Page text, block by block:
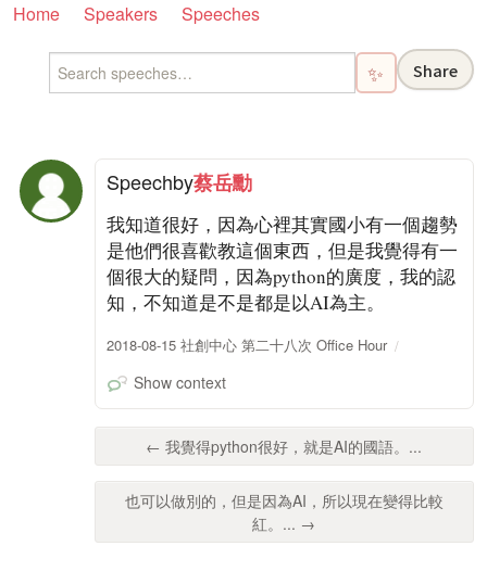
Home Speakers Speeches
✨ Share
Speechby蔡岳勳
我知道很好，因為心裡其實國小有一個趨勢
是他們很喜歡教這個東西，但是我覺得有一
個很大的疑問，因為python的廣度，我的認
知，不知道是不是都是以AI為主。
2018-08-15 社創中心 第二十八次 Office Hour
Show context
← 我覺得python很好，就是AI的國語。...
也可以做別的，但是因為AI，所以現在變得比較
紅。... →